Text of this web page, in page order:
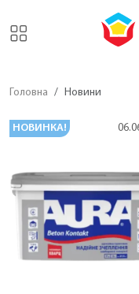
Головна Новини
НОВИНКА!